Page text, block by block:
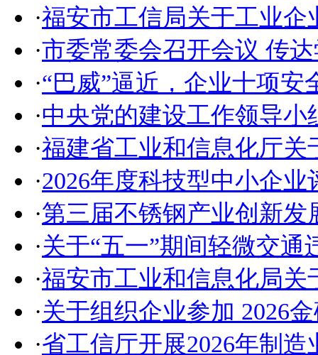
·福安市工信局关于工业
·市委常委会召开会议 传
·“巴威”逼近，企业十项
·中央党的建设工作领导
·福建省工业和信息化厅
·2026年度科技型中小企
·第三届不锈钢产业创新
·关于“五一”期间轻微交
·福安市工业和信息化局
·关于组织企业参加 2026
·省工信厅开展2026年制